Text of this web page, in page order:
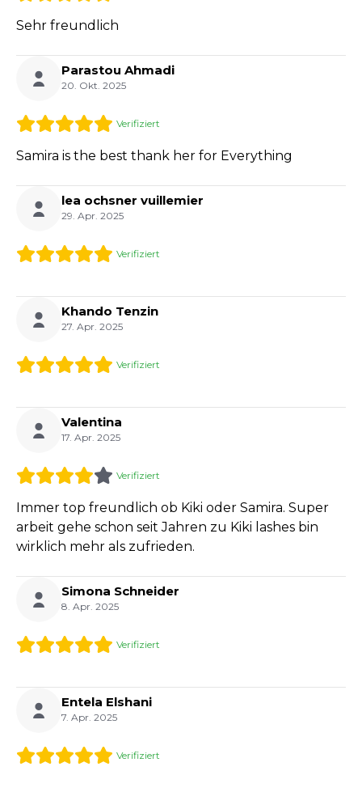
Sehr freundlich
Parastou Ahmadi
20. Okt. 2025
Verifiziert
Samira is the best thank her for Everything
lea ochsner vuillemier
29. Apr. 2025
Verifiziert
Khando Tenzin
27. Apr. 2025
Verifiziert
Valentina
17. Apr. 2025
Verifiziert
Immer top freundlich ob Kiki oder Samira. Super
arbeit gehe schon seit Jahren zu Kiki lashes bin
wirklich mehr als zufrieden.
Simona Schneider
8. Apr. 2025
Verifiziert
Entela Elshani
7. Apr. 2025
Verifiziert